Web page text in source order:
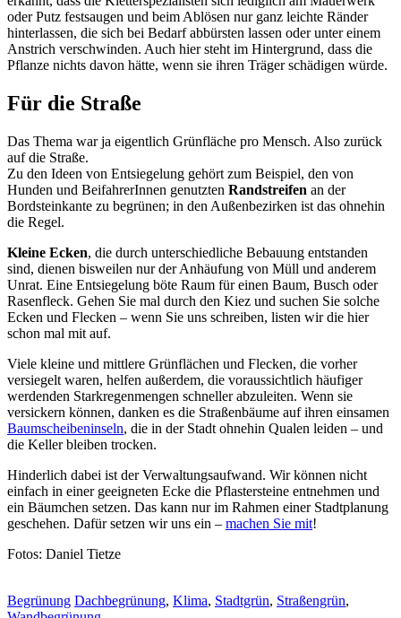
oder Putz festsaugen und beim Ablösen nur ganz leichte Ränder
hinterlassen, die sich bei Bedarf abbürsten lassen oder unter einem
Anstrich verschwinden. Auch hier steht im Hintergrund, dass die
Pflanze nichts davon hätte, wenn sie ihren Träger schädigen würde.
Für die Straße
Das Thema war ja eigentlich Grünfläche pro Mensch. Also zurück
auf die Straße.
Zu den Ideen von Entsiegelung gehört zum Beispiel, den von
Hunden und BeifahrerInnen genutzten Randstreifen an der
Bordsteinkante zu begrünen; in den Außenbezirken ist das ohnehin
die Regel.
Kleine Ecken, die durch unterschiedliche Bebauung entstanden
sind, dienen bisweilen nur der Anhäufung von Müll und anderem
Unrat. Eine Entsiegelung böte Raum für einen Baum, Busch oder
Rasenfleck. Gehen Sie mal durch den Kiez und suchen Sie solche
Ecken und Flecken – wenn Sie uns schreiben, listen wir die hier
schon mal mit auf.
Viele kleine und mittlere Grünflächen und Flecken, die vorher
versiegelt waren, helfen außerdem, die voraussichtlich häufiger
werdenden Starkregen­mengen schneller abzuleiten. Wenn sie
versickern können, danken es die Straßenbäume auf ihren einsamen
Baumscheibeninseln, die in der Stadt ohnehin Qualen leiden – und
die Keller bleiben trocken.
Hinderlich dabei ist der Verwaltungsaufwand. Wir können nicht
einfach in einer geeigneten Ecke die Pflastersteine entnehmen und
ein Bäumchen setzen. Das kann nur im Rahmen einer Stadtplanung
geschehen. Dafür setzen wir uns ein – machen Sie mit!
Fotos: Daniel Tietze
Begrünung Dachbegrünung, Klima, Stadtgrün, Straßengrün,